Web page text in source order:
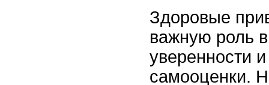
Здоровые
важную роль
уверенности
самооценки.